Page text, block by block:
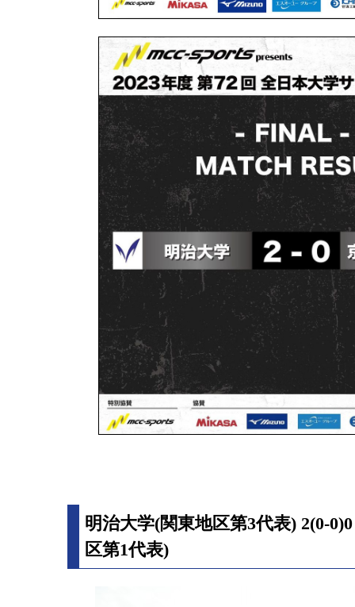
明治大学(関東地区第3代表) 2(0-
区第1代表)